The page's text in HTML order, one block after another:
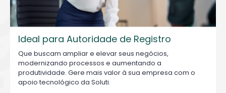
Ideal para Autoridade de Registro
Que buscam ampliar e elevar seus negócios,
modernizando processos e aumentando a
produtividade. Gere mais valor à sua empresa com o
apoio tecnológico da Soluti.